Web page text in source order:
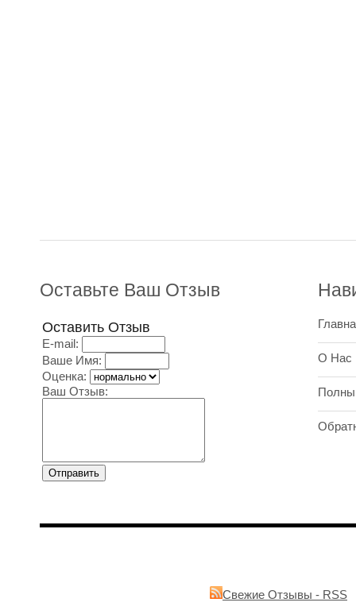
Оставьте Ваш Отзыв
Оставить Отзыв
E-mail:
Ваше Имя:
Оценка:
Ваш Отзыв:
О Нас
Свежие Отзывы - RSS